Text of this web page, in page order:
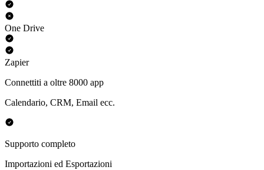
One Drive
Zapier
Connettiti a oltre 8000 app
Calendario, CRM, Email ecc.
Supporto completo
Importazioni ed Esportazioni